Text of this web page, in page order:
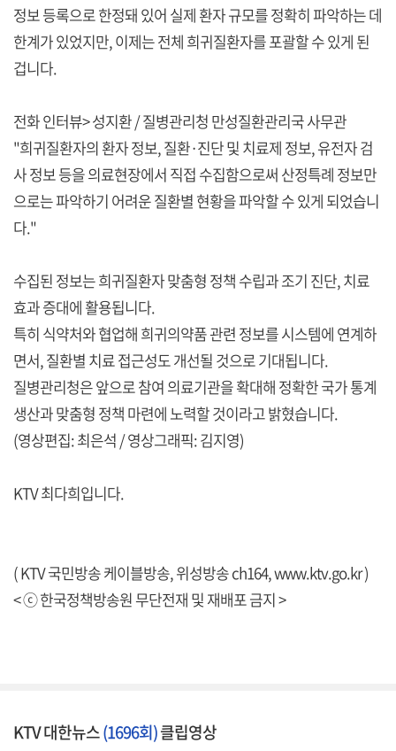
정보 등록으로 한정돼 있어 실제 환자 규모를 정확히 파악하는 데
한계가 있었지만, 이제는 전체 희귀질환자를 포괄할 수 있게 된
겁니다.
전화 인터뷰> 성지환 / 질병관리청 만성질환관리국 사무관
"희귀질환자의 환자 정보, 질환·진단 및 치료제 정보, 유전자 검
사 정보 등을 의료현장에서 직접 수집함으로써 산정특례 정보만
으로는 파악하기 어려운 질환별 현황을 파악할 수 있게 되었습니
다."
수집된 정보는 희귀질환자 맞춤형 정책 수립과 조기 진단, 치료
효과 증대에 활용됩니다.
특히 식약처와 협업해 희귀의약품 관련 정보를 시스템에 연계하
면서, 질환별 치료 접근성도 개선될 것으로 기대됩니다.
질병관리청은 앞으로 참여 의료기관을 확대해 정확한 국가 통계
생산과 맞춤형 정책 마련에 노력할 것이라고 밝혔습니다.
(영상편집: 최은석 / 영상그래픽: 김지영)
KTV 최다희입니다.
( KTV 국민방송 케이블방송, 위성방송 ch164,www.ktv.go.kr)
< ⓒ 한국정책방송원 무단전재 및 재배포 금지 >
KTV 대한뉴스(1696회)클립영상